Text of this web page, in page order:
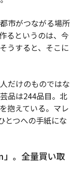
市がつながる場所
るというのは、今
うすると、そこに
だけのものではな
品は244品目。北
抱えている。マレ
とつへの手紙にな
。全量買い取